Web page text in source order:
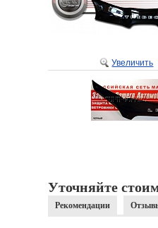
Увеличить
Уточняйте
Рекомендации